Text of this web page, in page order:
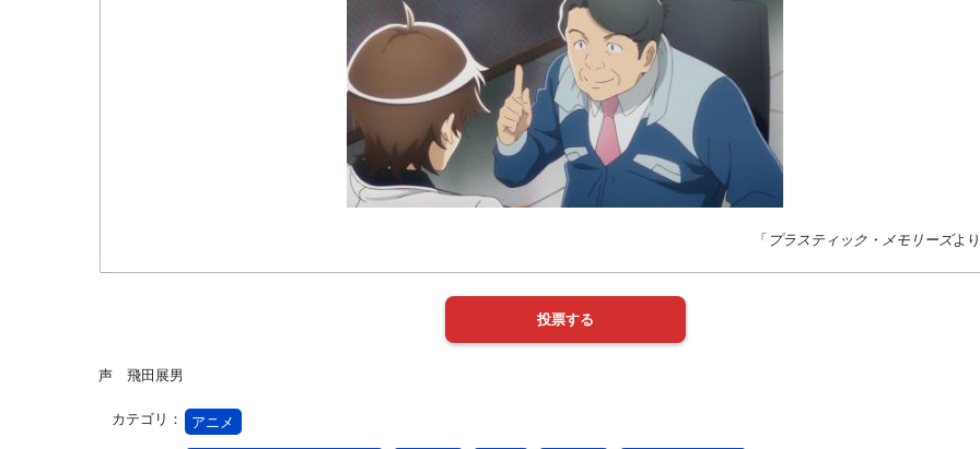
「 プラスティック・メモリーズよ
声 飛田展男
カテゴリ： アニメ